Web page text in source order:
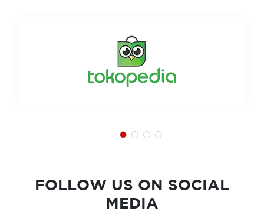
FOLLOW US ON SOCIAL
MEDIA